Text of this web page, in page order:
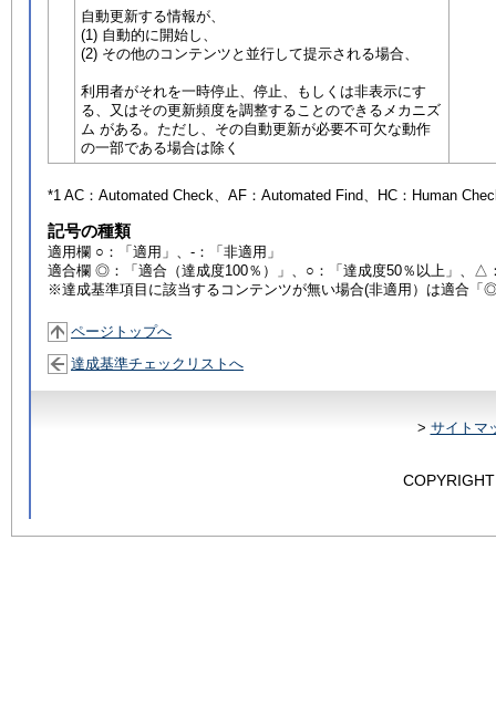
自動更新する情報が、
(1) 自動的に開始し、
(2) その他のコンテンツと並行して提示される場合、
利用者がそれを一時停止、停止、もしくは非表示にす
る、又はその更新頻度を調整することのできるメカニズ
ム がある。ただし、その自動更新が必要不可欠な動作
の一部である場合は除く
*1 AC： Automated Check、AF： Automated Find、HC： Human
記号の種類
適用欄 ○：「適用」、-：「非適用」
適合欄 ◎：「適合（達成度100％）」、○：「達成度50％以上」、△
※達成基準項目に該当するコンテンツが無い場合(非適用）は適合「
ページトップへ
達成基準チェックリストへ
> サイトマ